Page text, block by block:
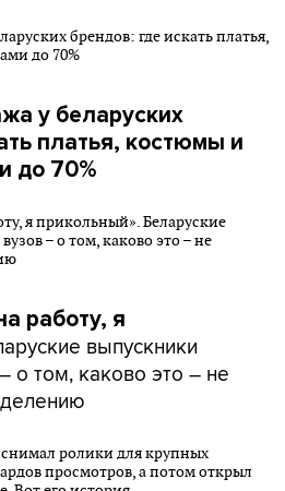
у беларуских
платья, костюмы и
до 70%
работу, я
выпускники
о том, каково это – не